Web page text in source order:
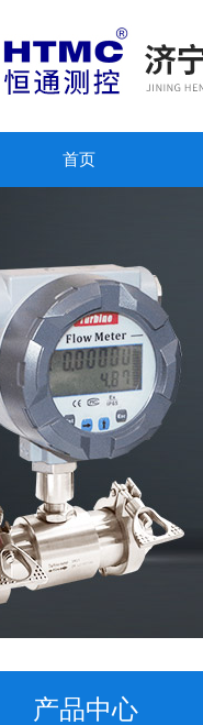
首页
产品中心